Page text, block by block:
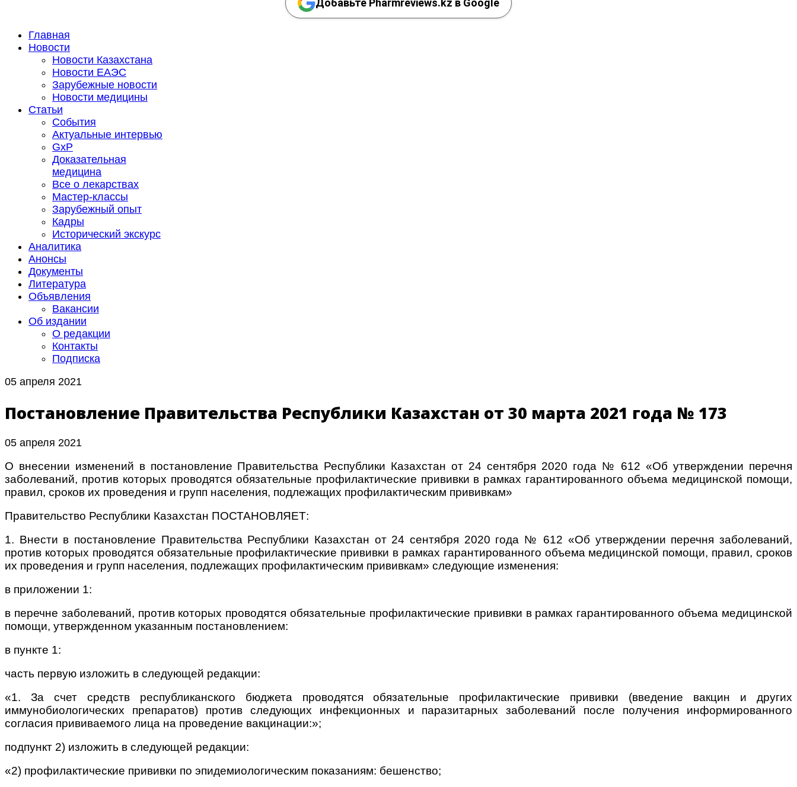
Добавьте Pharmreviews.kz в Google
Главная
Новости
Новости Казахстана
Новости ЕАЭС
Зарубежные новости
Новости медицины
Статьи
События
Актуальные интервью
GxP
Доказательная
медицина
Все о лекарствах
Мастер-классы
Зарубежный опыт
Кадры
Исторический экскурс
Аналитика
Анонсы
Документы
Литература
Объявления
Вакансии
Об издании
О редакции
Контакты
Подписка
05 апреля 2021
Постановление Правительства Республики Казахстан от 30 марта 2021 года № 173
05 апреля 2021
О внесении изменений в постановление Правительства Республики Казахстан от 24 сентября 2020 года № 612 «Об утверждении перечня
заболеваний, против которых проводятся обязательные профилактические прививки в рамках гарантированного объема медицинской помощи,
правил, сроков их проведения и групп населения, подлежащих профилактическим прививкам»
Правительство Республики Казахстан ПОСТАНОВЛЯЕТ:
1. Внести в постановление Правительства Республики Казахстан от 24 сентября 2020 года № 612 «Об утверждении перечня заболеваний,
против которых проводятся обязательные профилактические прививки в рамках гарантированного объема медицинской помощи, правил, сроков
их проведения и групп населения, подлежащих профилактическим прививкам» следующие изменения:
в приложении 1:
в перечне заболеваний, против которых проводятся обязательные профилактические прививки в рамках гарантированного объема медицинской
помощи, утвержденном указанным постановлением:
в пункте 1:
часть первую изложить в следующей редакции:
«1. За счет средств республиканского бюджета проводятся обязательные профилактические прививки (введение вакцин и других
иммунобиологических препаратов) против следующих инфекционных и паразитарных заболеваний после получения информированного
согласия прививаемого лица на проведение вакцинации:»;
подпункт 2) изложить в следующей редакции:
«2) профилактические прививки по эпидемиологическим показаниям: бешенство;